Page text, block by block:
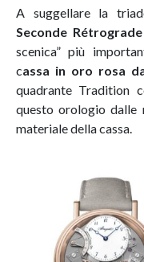
A suggellare la
Seconde
scenica” più
cassa in oro rosa
quadrante Tradition
questo orologio dalle
materiale della cassa.